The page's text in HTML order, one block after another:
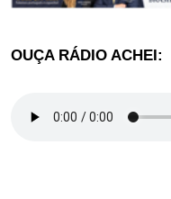
OUÇA RÁDIO ACHEI: